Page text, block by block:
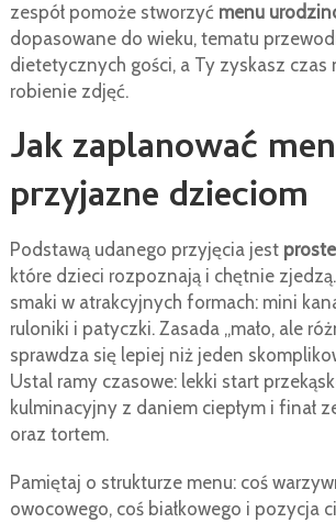
zespół pomoże stworzyć menu
dopasowane do wieku, tematu
dietetycznych gości, a Ty zyskasz czas
robienie zdjęć.
Jak zaplanować
przyjazne dzieciom
Podstawą udanego przyjęcia jest
które dzieci rozpoznają i chętnie
smaki w atrakcyjnych formach: mini
ruloniki i patyczki. Zasada „mało, ale
sprawdza się lepiej niż jeden
Ustal ramy czasowe: lekki start
kulminacyjny z daniem ciepłym i finał
oraz tortem.
Pamiętaj o strukturze menu: coś
owocowego, coś białkowego i pozycja